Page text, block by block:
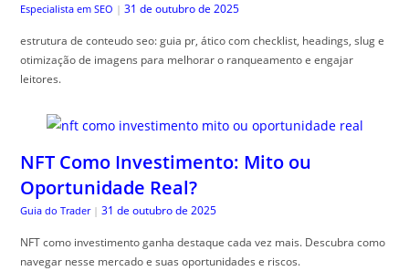
Especialista em SEO | 31 de outubro de 2025
estrutura de conteudo seo: guia pr, ático com checklist, headings, slug e
otimização de imagens para melhorar o ranqueamento e engajar
leitores.
NFT Como Investimento: Mito ou
Oportunidade Real?
Guia do Trader | 31 de outubro de 2025
NFT como investimento ganha destaque cada vez mais. Descubra como
navegar nesse mercado e suas oportunidades e riscos.